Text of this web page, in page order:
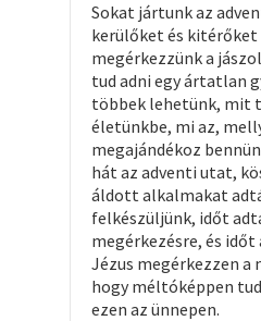
Sokat jártunk az
kerülőket és
megérkezzünk a
tud adni egy ártatlan
többek lehetünk, mit
életünkbe, mi az,
megajándékoz
hát az adventi utat,
áldott alkalmakat
felkészüljünk, időt
megérkezésre, és időt
Jézus megérkezzen a
hogy méltóképpen
ezen az ünnepen.